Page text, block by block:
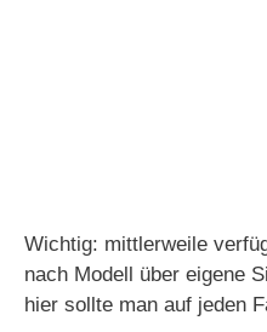
Wichtig: mittlerweile
nach Modell über eigene
hier sollte man auf jeden